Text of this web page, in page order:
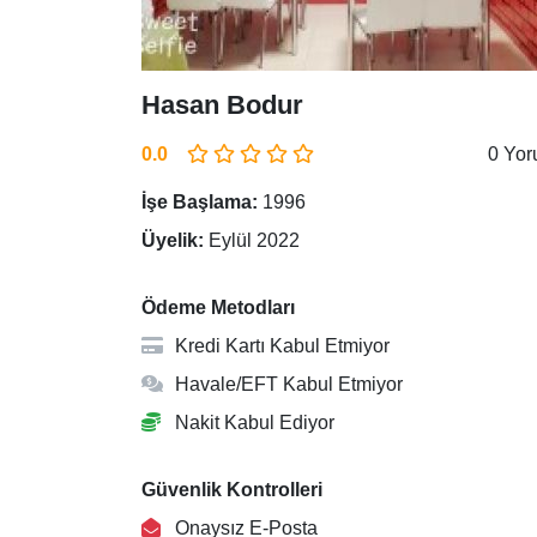
Hasan Bodur
0.0 0
İşe Başlama: 1996
Üyelik: Eylül 2022
Ödeme Metodları
Kredi Kartı Kabul Etmiyor
Havale/EFT Kabul Etmiyor
Nakit Kabul Ediyor
Güvenlik Kontrolleri
Onaysız E-Posta